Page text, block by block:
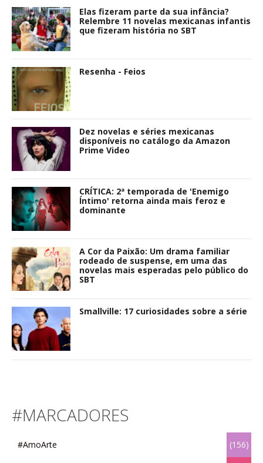
Elas fizeram parte da sua infância?
Relembre 11 novelas mexicanas infantis
que fizeram história no SBT
Resenha - Feios
Dez novelas e séries mexicanas
disponíveis no catálogo da Amazon
Prime Video
CRÍTICA: 2ª temporada de 'Enemigo
Íntimo' retorna ainda mais feroz e
dominante
A Cor da Paixão: Um drama familiar
rodeado de suspense, em uma das
novelas mais esperadas pelo público do
SBT
Smallville: 17 curiosidades sobre a série
#MARCADORES
#AmoArte (156)